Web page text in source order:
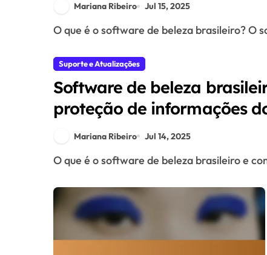
Mariana Ribeiro Jul 15, 2025
O que é o software de beleza brasileiro?
Suporte e Atualizações
Software de beleza
proteção de informações
Mariana Ribeiro Jul 14, 2025
O que é o software de beleza brasileiro e